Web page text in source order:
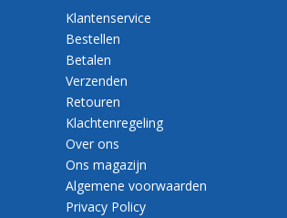
Klantenservice
Bestellen
Betalen
Verzenden
Retouren
Klachtenregeling
Over ons
Ons magazijn
Algemene voorwaarden
Privacy Policy